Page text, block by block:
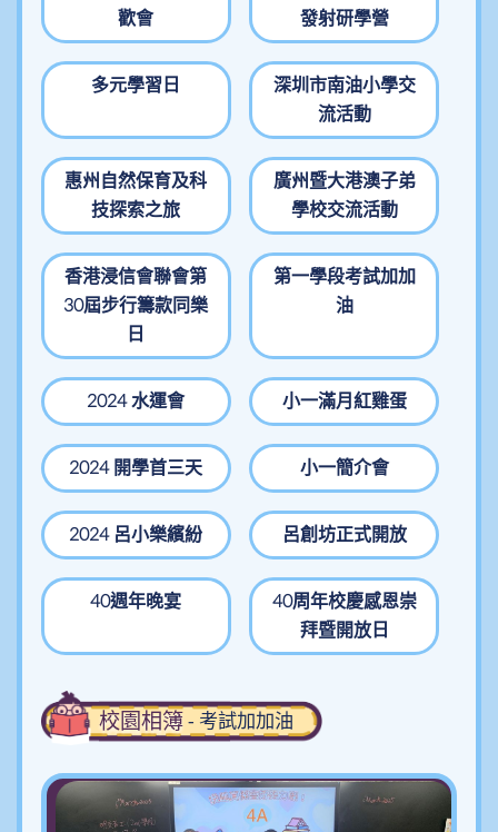
歡會
發射研學營
多元學習日
深圳市南油小學交
流活動
惠州自然保育及科
技探索之旅
廣州暨大港澳子弟
學校交流活動
香港浸信會聯會第
30屆步行籌款同樂
日
第一學段考試加加
油
2024 水運會 小一滿月紅雞蛋
2024 開學首三天 小一簡介會
2024 呂小樂繽紛 呂創坊正式開放
40週年晚宴
40周年校慶感恩崇
拜暨開放日
校園相簿- 考試加加油